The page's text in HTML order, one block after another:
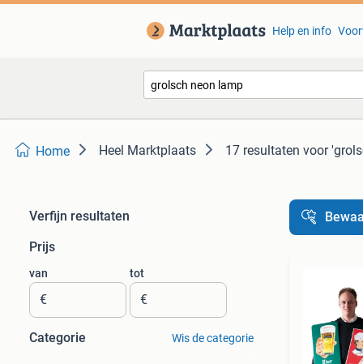
Help en info
Home Heel Marktplaats 17 resultaten voor
Verfijn resultaten
Prijs
van
€
tot
€
Categorie Wis de categorie